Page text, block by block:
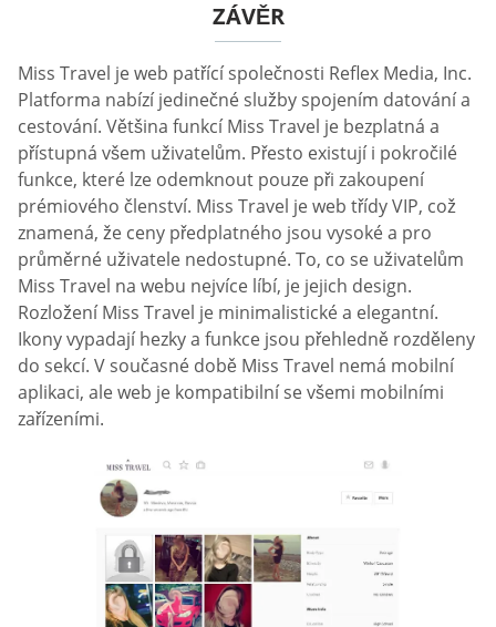
ZÁVĚR
Miss Travel je web patřící společnosti Reflex Media, Inc.
Platforma nabízí jedinečné služby spojením datování a
cestování. Většina funkcí Miss Travel je bezplatná a
přístupná všem uživatelům. Přesto existují i pokročilé
funkce, které lze odemknout pouze při zakoupení
prémiového členství. Miss Travel je web třídy VIP, což
znamená, že ceny předplatného jsou vysoké a pro
průměrné uživatele nedostupné. To, co se uživatelům
Miss Travel na webu nejvíce líbí, je jejich design.
Rozložení Miss Travel je minimalistické a elegantní.
Ikony vypadají hezky a funkce jsou přehledně rozděleny
do sekcí. V současné době Miss Travel nemá mobilní
aplikaci, ale web je kompatibilní se všemi mobilními
zařízeními.